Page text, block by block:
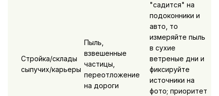
Стройка/склады
сыпучих/карьеры
Пыль,
взвешенные
частицы,
переотложение
на дороги
"садится" на
подоконники и
авто, то
измеряйте пыль
в сухие
ветреные дни и
фиксируйте
источники на
фото; приоритет